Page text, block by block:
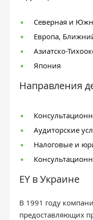
Северная и
Европа,
Азиатско-
Япония
Направления
Аудиторские
Налоговые и
EY в Украине
В 1991 году
предоставляющих